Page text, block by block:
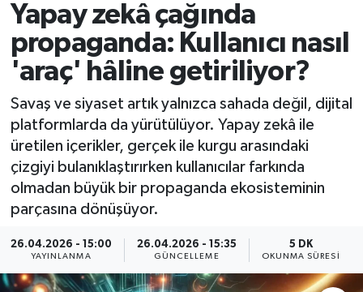
Yapay zekâ çağında
propaganda: Kullanıcı nasıl
'araç' hâline getiriliyor?
Savaş ve siyaset artık yalnızca sahada değil, dijital
platformlarda da yürütülüyor. Yapay zekâ ile
üretilen içerikler, gerçek ile kurgu arasındaki
çizgiyi bulanıklaştırırken kullanıcılar farkında
olmadan büyük bir propaganda ekosisteminin
parçasına dönüşüyor.
26.04.2026 - 15:00
YAYINLANMA
26.04.2026 - 15:35
GÜNCELLEME
5 DK
OKUNMA SÜRESI
Eği̇ti̇m
Resmi İlanlar
Sağlık
Si̇yaset
Spor
Anali̇z
Süper Lig Puan Durumu ve Fikstür
Tüm Manşetler
Son Dakika Haberleri
Haber Arşivi